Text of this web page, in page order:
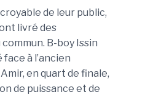
de leur public,
livré des
B-boy Issin
à l’ancien
en quart de finale,
de puissance et de